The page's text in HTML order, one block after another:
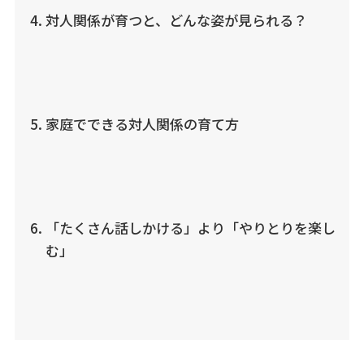
対人関係が育つと、どんな姿が見られる？
家庭でできる対人関係の育て方
「たくさん話しかける」より「やりとりを楽し
む」